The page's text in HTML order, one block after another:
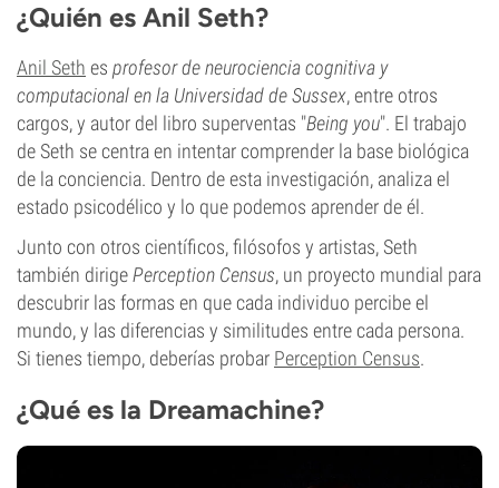
¿Quién es Anil Seth?
Anil Seth es profesor de neurociencia cognitiva y
computacional en la Universidad de Sussex, entre otros
cargos, y autor del libro superventas "Being you". El trabajo
de Seth se centra en intentar comprender la base biológica
de la conciencia. Dentro de esta investigación, analiza el
estado psicodélico y lo que podemos aprender de él.
Junto con otros científicos, filósofos y artistas, Seth
también dirigePerception Census, un proyecto mundial para
descubrir las formas en que cada individuo percibe el
mundo, y las diferencias y similitudes entre cada persona.
Si tienes tiempo, deberías probar Perception Census.
¿Qué es la Dreamachine?